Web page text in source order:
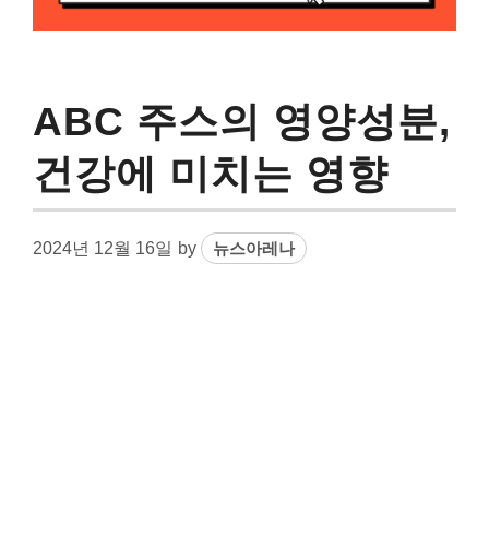
ABC 주스의 영양성분,
건강에 미치는 영향
2024년 12월 16일 by 뉴스아레나